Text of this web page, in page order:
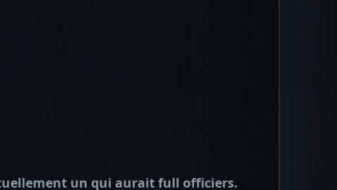
un qui aurait full officiers.